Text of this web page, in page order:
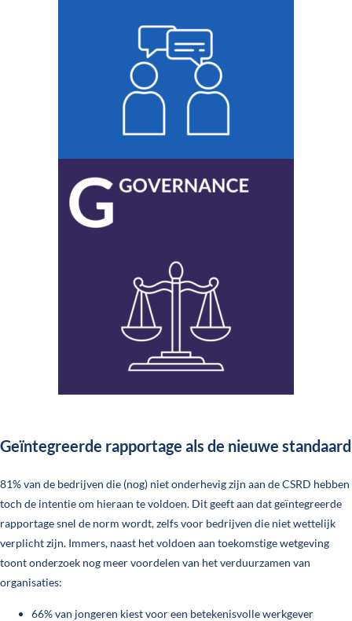
Geïntegreerde rapportage als de nieuwe standaard
81% van de bedrijven die (nog) niet onderhevig zijn aan de CSRD hebben
toch de intentie om hieraan te voldoen. Dit geeft aan dat geïntegreerde
rapportage snel de norm wordt, zelfs voor bedrijven die niet wettelijk
verplicht zijn. Immers, naast het voldoen aan toekomstige wetgeving
toont onderzoek nog meer voordelen van het verduurzamen van
organisaties:
66% van jongeren kiest voor een betekenisvolle werkgever